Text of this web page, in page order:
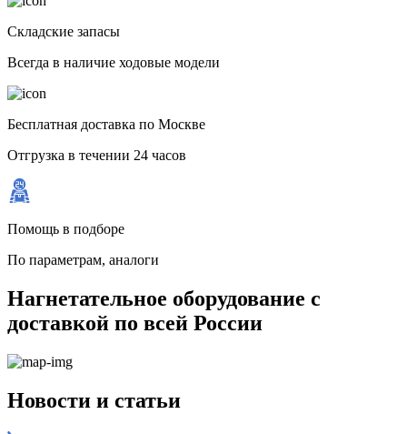
Складские запасы
Всегда в наличие ходовые модели
Бесплатная доставка по Москве
Отгрузка в течении 24 часов
Помощь в подборе
По параметрам, аналоги
Нагнетательное оборудование с
доставкой по всей России
Новости и статьи